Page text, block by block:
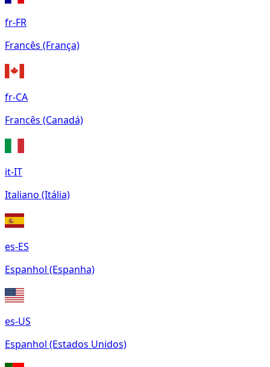
fr-FR
Francês (França)
fr-CA
Francês (Canadá)
it-IT
Italiano (Itália)
es-ES
Espanhol (Espanha)
es-US
Espanhol (Estados Unidos)